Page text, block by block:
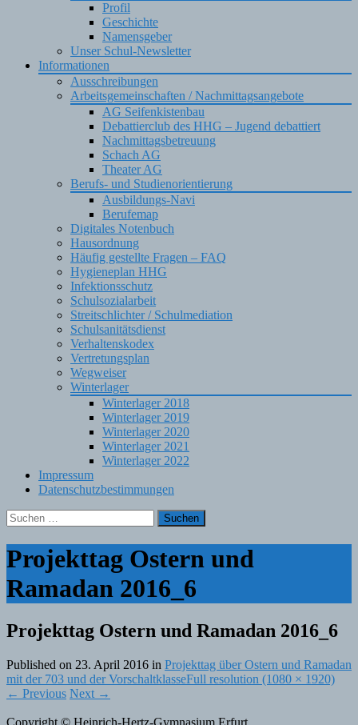
Profil
Geschichte
Namensgeber
Unser Schul-Newsletter
Informationen
Ausschreibungen
Arbeitsgemeinschaften / Nachmittagsangebote
AG Seifenkistenbau
Debattierclub des HHG – Jugend debattiert
Nachmittagsbetreuung
Schach AG
Theater AG
Berufs- und Studienorientierung
Ausbildungs-Navi
Berufemap
Digitales Notenbuch
Hausordnung
Häufig gestellte Fragen – FAQ
Hygieneplan HHG
Infektionsschutz
Schulsozialarbeit
Streitschlichter / Schulmediation
Schulsanitätsdienst
Verhaltenskodex
Vertretungsplan
Wegweiser
Winterlager
Winterlager 2018
Winterlager 2019
Winterlager 2020
Winterlager 2021
Winterlager 2022
Impressum
Datenschutzbestimmungen
Suchen
nach:
Projekttag Ostern und
Ramadan 2016_6
Projekttag Ostern und Ramadan 2016_6
Published on 23. April 2016 in Projekttag über Ostern und Ramadan
mit der 703 und der VorschaltklasseFull resolution (1080 × 1920)
← Previous Next →